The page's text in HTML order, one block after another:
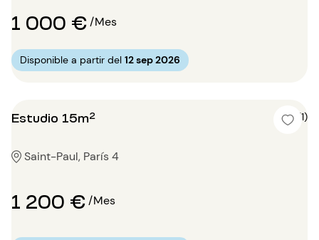
1 000 €/Mes
Disponible a partir del 12 sep 2026
Estudio 15m² 5 (1)
Saint-Paul, París 4
1 200 €/Mes